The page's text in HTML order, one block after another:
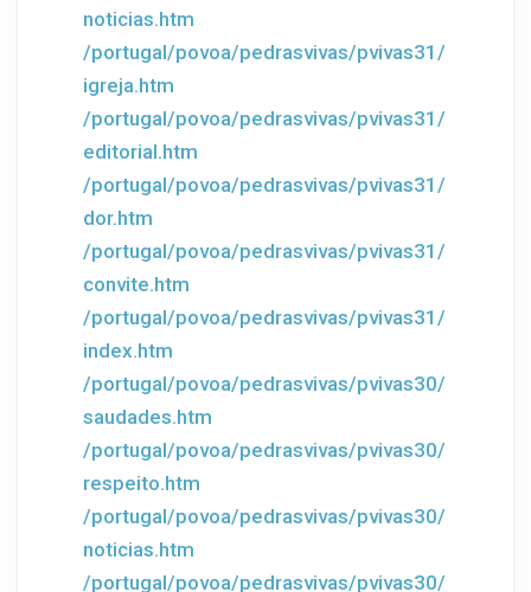
noticias.htm
/portugal/povoa/pedrasvivas/pvivas31/
igreja.htm
/portugal/povoa/pedrasvivas/pvivas31/
editorial.htm
/portugal/povoa/pedrasvivas/pvivas31/
dor.htm
/portugal/povoa/pedrasvivas/pvivas31/
convite.htm
/portugal/povoa/pedrasvivas/pvivas31/
index.htm
/portugal/povoa/pedrasvivas/pvivas30/
saudades.htm
/portugal/povoa/pedrasvivas/pvivas30/
respeito.htm
/portugal/povoa/pedrasvivas/pvivas30/
noticias.htm
/portugal/povoa/pedrasvivas/pvivas30/